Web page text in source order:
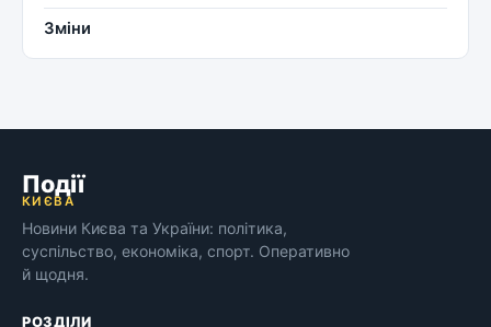
Зміни
Події
КИЄВА
Новини Києва та України: політика,
суспільство, економіка, спорт. Оперативно
й щодня.
РОЗДІЛИ